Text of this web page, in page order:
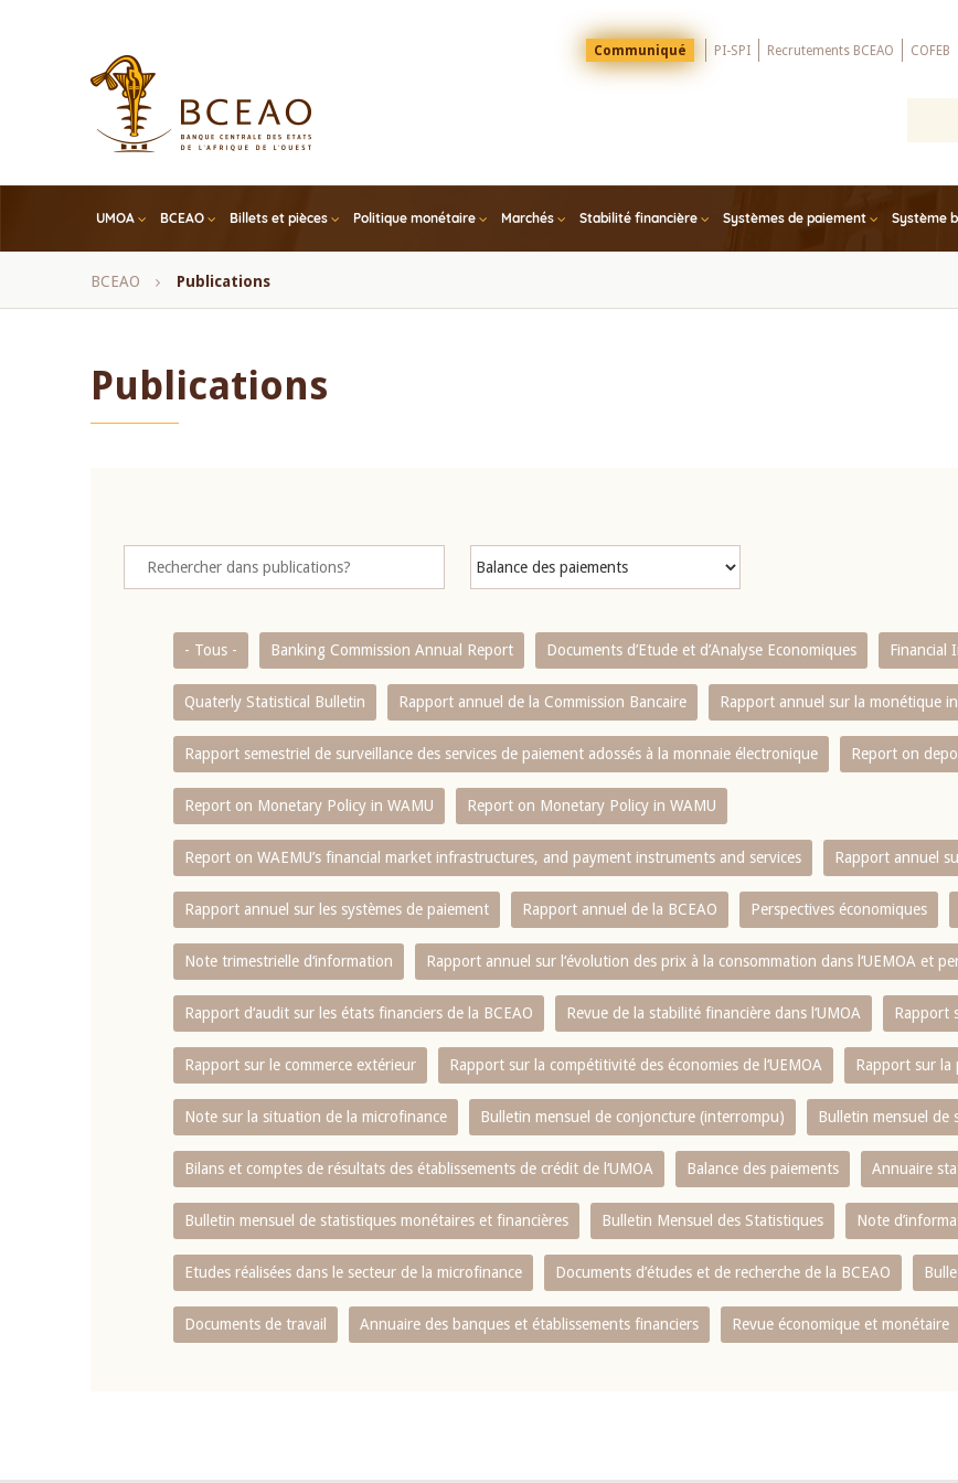
Menu
Top
Communiqué PI-SPI Recrutements BCEAO COFEB
UMOA BCEAO Billets et pièces Politique monétaire Marchés Stabilité financière Systèmes de paiement Système
Fil
BCEAO Publications
Publications
- Tous - Banking Commission Annual Report Documents d’Etude et d’Analyse Economiques Financial
Quaterly Statistical Bulletin Rapport annuel de la Commission Bancaire Rapport annuel sur la monétique
Rapport semestriel de surveillance des services de paiement adossés à la monnaie électronique Report on
Report on Monetary Policy in WAMU Report on Monetary Policy in WAMU
Report on WAEMU’s financial market infrastructures, and payment instruments and services Rapport annuel
Rapport annuel sur les systèmes de paiement Rapport annuel de la BCEAO Perspectives économiques
Note trimestrielle d‘information Rapport annuel sur l‘évolution des prix à la consommation dans l‘UEMOA et
Rapport d‘audit sur les états financiers de la BCEAO Revue de la stabilité financière dans l‘UMOA Rapport
Rapport sur le commerce extérieur Rapport sur la compétitivité des économies de l‘UEMOA Rapport sur la
Note sur la situation de la microfinance Bulletin mensuel de conjoncture (interrompu) Bulletin mensuel de
Bilans et comptes de résultats des établissements de crédit de l‘UMOA Balance des paiements Annuaire
Bulletin mensuel de statistiques monétaires et financières Bulletin Mensuel des Statistiques Note
Etudes réalisées dans le secteur de la microfinance Documents d’études et de recherche de la BCEAO
Documents de travail Annuaire des banques et établissements financiers Revue économique et monétaire